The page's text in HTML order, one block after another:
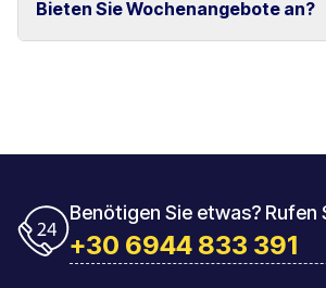
und Rethymno.
Das Fahrzeug muss mit der gleichen
Bieten Sie Wochenangebote an?
Benötigen Sie etwas? Rufen
+30 6944 833 391